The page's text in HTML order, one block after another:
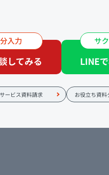
たか？
果など）
ムページが他の博物館を
般観光客様が受け入れに
か？
分入力
してみる
サ
LINE
サービス資料請求 お役立ち資料